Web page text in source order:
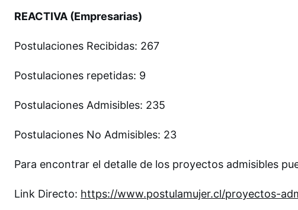
REACTIVA (Empresarias)
Postulaciones Recibidas: 267
Postulaciones repetidas: 9
Postulaciones Admisibles: 235
Postulaciones No Admisibles: 23
Para encontrar el detalle de los proyectos admisibles
Link Directo: https://www.postulamujer.cl/proyectos-